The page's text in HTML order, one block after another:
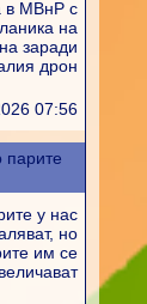
МВнР с
на
заради
дрон
07:56
парите
у нас
но
им се